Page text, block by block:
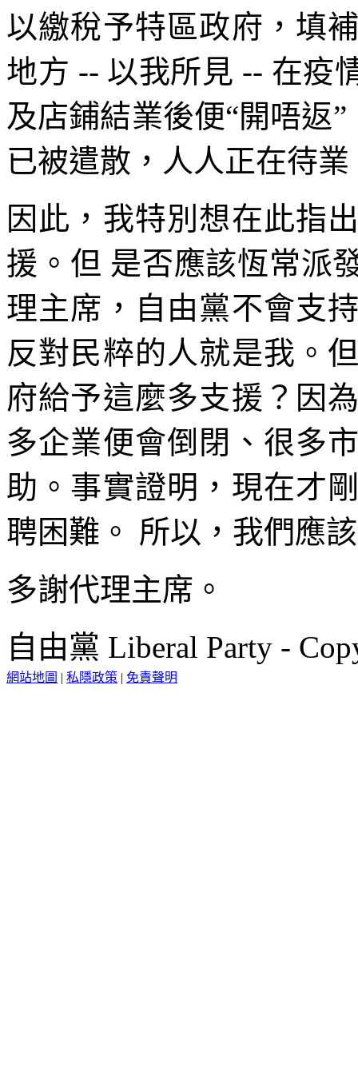
以繳稅予特區政府，填
地方 -- 以我所見 -- 在疫
及店鋪結業後便“開唔返
已被遣散，人人正在待業
因此，我特別想在此指
援。但 是否應該恆常派
理主席，自由黨不會支
反對民粹的人就是我。
府給予這麼多支援？因
多企業便會倒閉、很多
助。事實證明，現在才
聘困難。 所以，我們應
多謝代理主席。
自由黨 Liberal Party -
網站地圖 | 私隱政策 | 免責聲明